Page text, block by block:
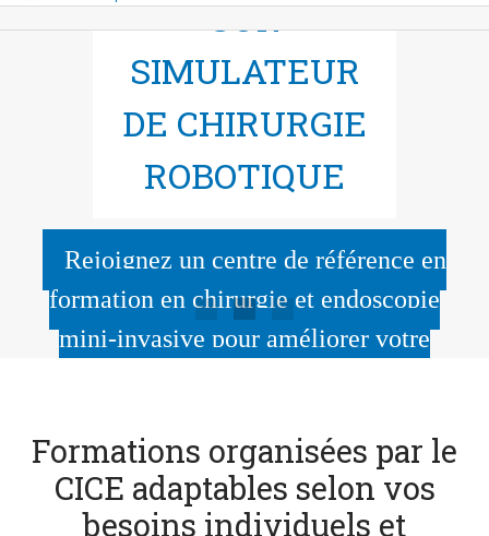
SUR
SIMULATEUR
DE CHIRURGIE
ROBOTIQUE
Rejoignez un centre de référence en
formation en chirurgie et endoscopie
mini-invasive pour améliorer votre
Informations et inscriptions
Certification
Européenne
Plus d'informations sur la
Certification Européenne
Formations organisées par le
CICE adaptables selon vos
besoins individuels et